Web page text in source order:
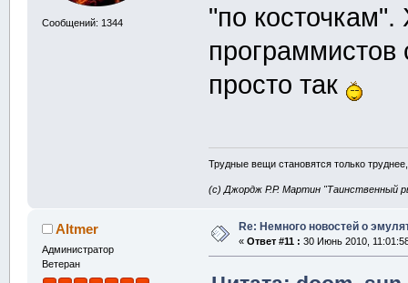
Сообщений: 1344
"по косточкам".
программистов
просто так
Трудные вещи становятся только
(с) Джордж Р.Р. Мартин "Таинственный
Altmer
Администратор
Ветеран
Re: Немного новостей о
« Ответ #11 : 30 Июнь 2010,